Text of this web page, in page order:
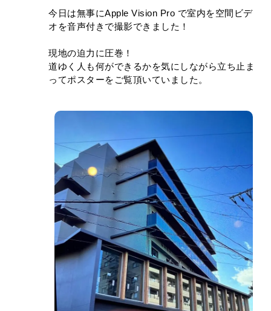
今日は無事にApple Vision Pro で室内を空間ビデ
オを音声付きで撮影できました！
現地の迫力に圧巻！
道ゆく人も何ができるかを気にしながら立ち止ま
ってポスターをご覧頂いていました。